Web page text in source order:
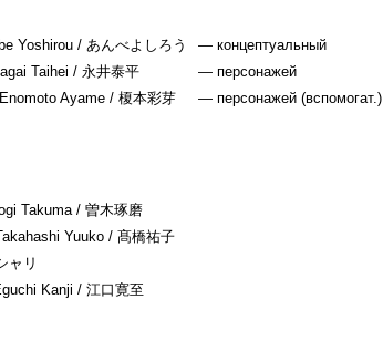
Yoshirou / あんべよしろう — концептуальный
Taihei / 永井泰平 — персонажей
Enomoto Ayame / 榎本彩芽 — персонажей (вспомогат.)
Takuma / 曽木琢磨
Yuuko / 髙橋祐子
ャリ
Kanji / 江口寛至